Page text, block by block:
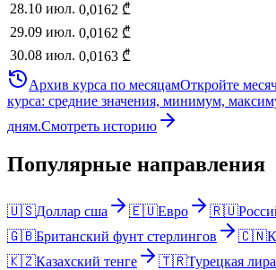
28.10 июл. 0,0162 ₾
29.09 июл. 0,0162 ₾
30.08 июл. 0,0163 ₾
Архив курса по месяцамОткройте
курса: средние значения, минимум,
дням.Смотреть историю
Популярные направления
🇺🇸Доллар сша 🇪🇺Евро 🇷🇺
🇬🇧Британский фунт стерлингов 🇨🇳
🇰🇿Казахский тенге 🇹🇷Турецкая лира